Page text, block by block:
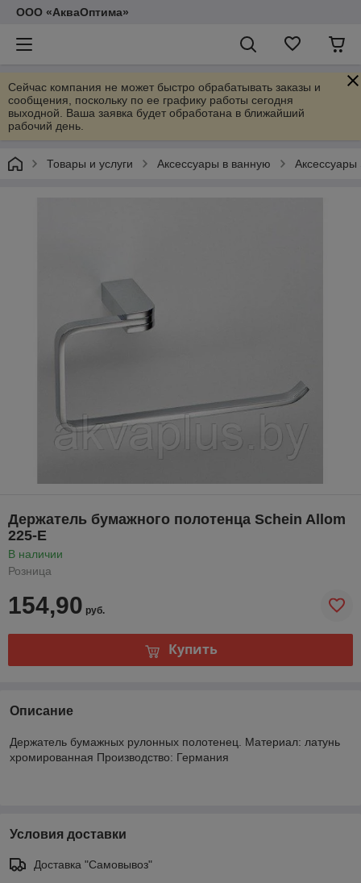
ООО «АкваОптима»
Сейчас компания не может быстро обрабатывать заказы и
сообщения, поскольку по ее графику работы сегодня
выходной. Ваша заявка будет обработана в ближайший
рабочий день.
Товары и услуги Аксессуары в ванную
Держатель бумажного полотенца Schein Allom
225-Е
В наличии
Розница
154,90 руб.
Купить
Описание
Держатель бумажных рулонных полотенец. Материал: латунь
хромированная Производство: Германия
Условия доставки
Доставка "Самовывоз"